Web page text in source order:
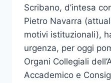
Scribano, d’intesa
Pietro Navarra
motivi istituzionali),
urgenza, per oggi
Organi Collegiali
Accademico e